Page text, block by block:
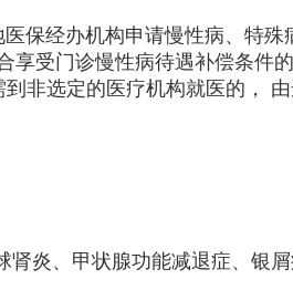
经办机构申请慢性病、特殊
受门诊慢性病待遇补偿条件
非选定的医疗机构就医的，
炎、甲状腺功能减退症、银